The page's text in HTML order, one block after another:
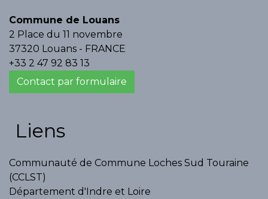
Commune de Louans
2 Place du 11 novembre
37320 Louans - FRANCE
+33 2 47 92 83 13
Contact par formulaire
Liens
Communauté de Commune Loches Sud Touraine
(CCLST)
Département d'Indre et Loire